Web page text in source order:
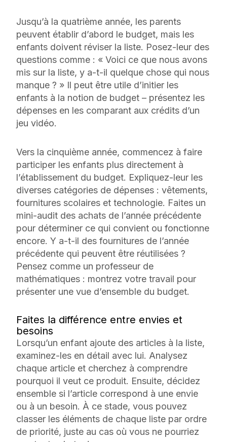
Jusqu’à la quatrième année, les parents
peuvent établir d’abord le budget, mais les
enfants doivent réviser la liste. Posez-leur des
questions comme : « Voici ce que nous avons
mis sur la liste, y a-t-il quelque chose qui nous
manque ? » Il peut être utile d’initier les
enfants à la notion de budget – présentez les
dépenses en les comparant aux crédits d’un
jeu vidéo.
Vers la cinquième année, commencez à faire
participer les enfants plus directement à
l’établissement du budget. Expliquez-leur les
diverses catégories de dépenses : vêtements,
fournitures scolaires et technologie. Faites un
mini-audit des achats de l’année précédente
pour déterminer ce qui convient ou fonctionne
encore. Y a-t-il des fournitures de l’année
précédente qui peuvent être réutilisées ?
Pensez comme un professeur de
mathématiques : montrez votre travail pour
présenter une vue d’ensemble du budget.
Faites la différence entre envies et
besoins
Lorsqu’un enfant ajoute des articles à la liste,
examinez-les en détail avec lui. Analysez
chaque article et cherchez à comprendre
pourquoi il veut ce produit. Ensuite, décidez
ensemble si l’article correspond à une envie
ou à un besoin. À ce stade, vous pouvez
classer les éléments de chaque liste par ordre
de priorité, juste au cas où vous ne pourriez